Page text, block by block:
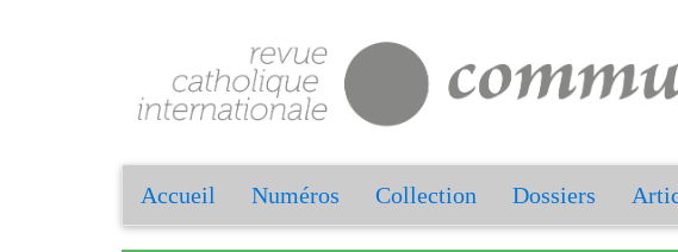
Accueil Numéros Collection Dossiers